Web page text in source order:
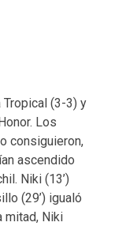
Tropical (3-3) y
Los
consiguieron,
ascendido
Niki (13’)
(29’) igualó
mitad, Niki